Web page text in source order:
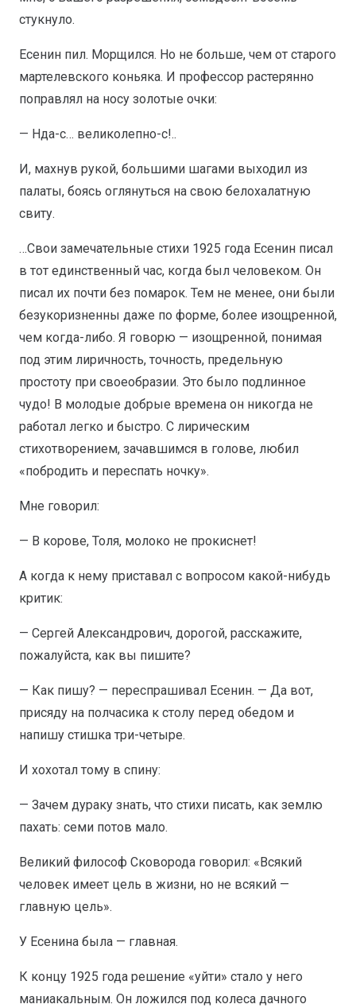
стукнуло.
Есенин пил. Морщился. Но не больше, чем от старого
мартелевского коньяка. И профессор растерянно
поправлял на носу золотые очки:
— Нда-с… великолепно-с!..
И, махнув рукой, большими шагами выходил из
палаты, боясь оглянуться на свою белохалатную
свиту.
…Свои замечательные стихи 1925 года Есенин писал
в тот единственный час, когда был человеком. Он
писал их почти без помарок. Тем не менее, они были
безукоризненны даже по форме, более изощренной,
чем когда-либо. Я говорю — изощренной, понимая
под этим лиричность, точность, предельную
простоту при своеобразии. Это было подлинное
чудо! В молодые добрые времена он никогда не
работал легко и быстро. С лирическим
стихотворением, зачавшимся в голове, любил
«побродить и переспать ночку».
Мне говорил:
— В корове, Толя, молоко не прокиснет!
А когда к нему приставал с вопросом какой-нибудь
критик:
— Сергей Александрович, дорогой, расскажите,
пожалуйста, как вы пишите?
— Как пишу? — переспрашивал Есенин. — Да вот,
присяду на полчасика к столу перед обедом и
напишу стишка три-четыре.
И хохотал тому в спину:
— Зачем дураку знать, что стихи писать, как землю
пахать: семи потов мало.
Великий философ Сковорода говорил: «Всякий
человек имеет цель в жизни, но не всякий —
главную цель».
У Есенина была — главная.
К концу 1925 года решение «уйти» стало у него
маниакальным. Он ложился под колеса дачного